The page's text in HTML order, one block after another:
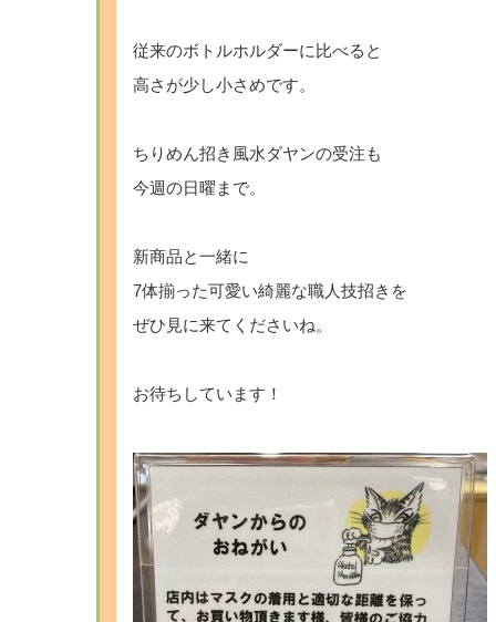
従来のボトルホルダーに比べると
高さが少し小さめです。
ちりめん招き風水ダヤンの受注も
今週の日曜まで。
新商品と一緒に
7体揃った可愛い綺麗な職人技招きを
ぜひ見に来てくださいね。
お待ちしています！